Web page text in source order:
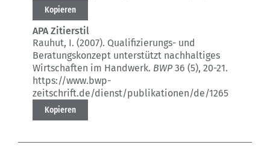
Kopieren
APA Zitierstil
Rauhut, I. (2007). Qualifizierungs- und
Beratungskonzept unterstützt nachhaltiges
Wirtschaften im Handwerk. BWP36 (5), 20-21.
https://www.bwp-
zeitschrift.de/dienst/publikationen/de/1265
Kopieren